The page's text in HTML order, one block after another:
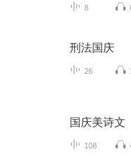
8
刑法国庆
26
国庆美诗文
108